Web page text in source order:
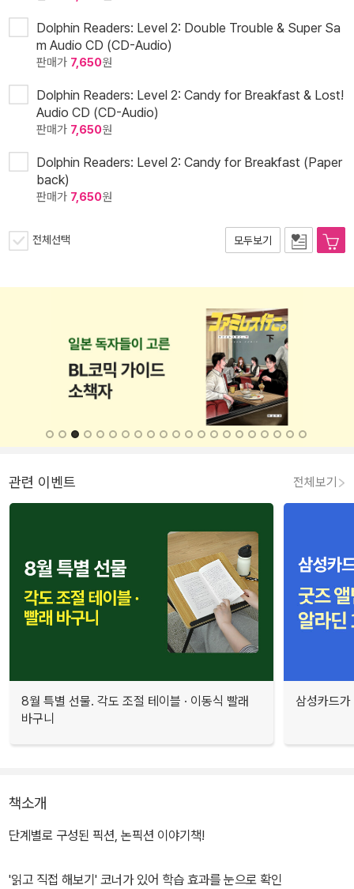
Dolphin Readers: Level 2: Double Trouble & Super Sa
m Audio CD (CD-Audio)
판매가 7,650원
Dolphin Readers: Level 2: Candy for Breakfast & Lost!
Audio CD (CD-Audio)
판매가 7,650원
Dolphin Readers: Level 2: Candy for Breakfast (Paper
back)
판매가 7,650원
전체선택 모두보기
관련 이벤트 전체보기
8월 특별 선물. 각도 조절 테이블 · 이동식 빨래
바구니
삼성카드
책소개
단계별로 구성된 픽션, 논픽션 이야기책!
'읽고 직접 해보기' 코너가 있어 학습 효과를 눈으로 확인